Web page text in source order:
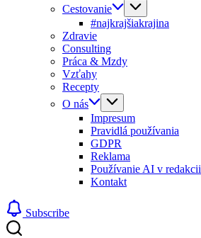
Cestovanie
#najkrajšiakrajina
Zdravie
Consulting
Práca & Mzdy
Vzťahy
Recepty
O nás
Impresum
Pravidlá používania
GDPR
Reklama
Používanie AI v redakcii
Kontakt
Subscribe